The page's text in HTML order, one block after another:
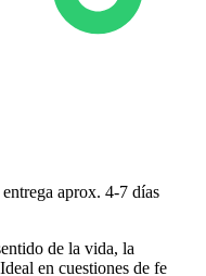
aprox. 4-7 días
de la vida, la
en cuestiones de fe